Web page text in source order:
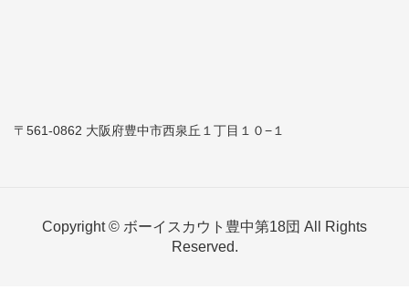
〒561-0862 大阪府豊中市西泉丘１丁目１０−１
Copyright © ボーイスカウト豊中第18団 All Rights
Reserved.